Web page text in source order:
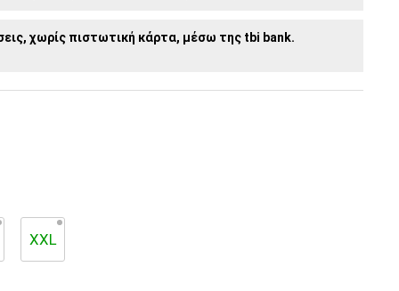
5άτοκες δόσεις:85,80€/ μήνα
χωρίς πιστωτική κάρτα, μέσω της tbi bank.
XXL